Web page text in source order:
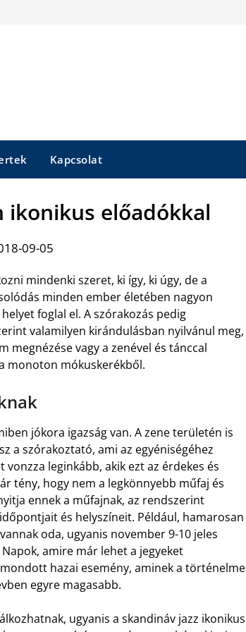
Kapcsolat
ikonikus előadókkal
09-05
mindenki szeret, ki így, ki úgy, de a
minden ember életében nagyon
foglal el. A szórakozás pedig
valamilyen kirándulásban nyilvánul meg,
megnézése vagy a zenével és tánccal
monoton mókuskerékből.
jókora igazság van. A zene területén is
a szórakoztató, ami az egyéniségéhez
leginkább, akik ezt az érdekes és
tény, hogy nem a legkönnyebb műfaj és
ennek a műfajnak, az rendszerint
és helyszíneit. Például, hamarosan
oda, ugyanis november 9-10 jeles
amire már lehet a jegyeket
hazai esemény, aminek a történelme
egyre magasabb.
ugyanis a skandináv jazz ikonikus